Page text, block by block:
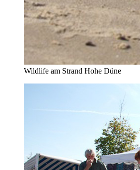
Wildlife am Strand Hohe Düne